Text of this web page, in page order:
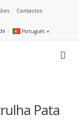
Contactos
Português ▼
Pata